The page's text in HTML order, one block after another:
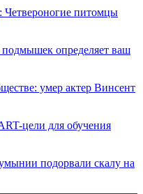
Четвероногие питомцы
определяет ваш
умер актер Винсент
цели для обучения
подорвали скалу на